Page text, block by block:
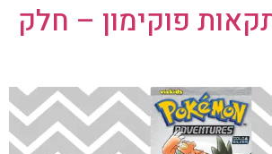
פוקימון – חלק